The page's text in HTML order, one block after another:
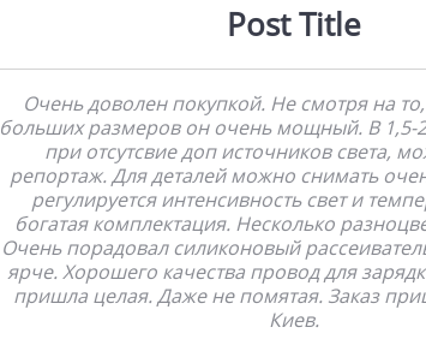
Post Title
Очень доволен покупкой. Не смотря на
больших размеров он очень мощный. В 1,5-
при отсутсвие доп источников света,
репортаж. Для деталей можно снимать
регулируется интенсивность свет и
богатая комплектация. Несколько
Очень порадовал силиконовый
ярче. Хорошего качества провод для
пришла целая. Даже не помятая. Заказ
Киев.